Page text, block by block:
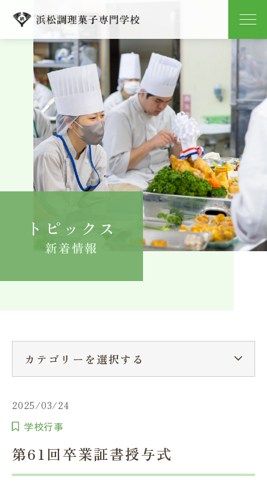
学校紹介
学科紹介
キャンパスライフ
就職
よくある質問
卒業生の方へ在学生へ一般の方へ（教室・講習会）
トピックス
新着情報
2025/03/24
学校行事
第61回卒業証書授与式
カテゴリーを選択する